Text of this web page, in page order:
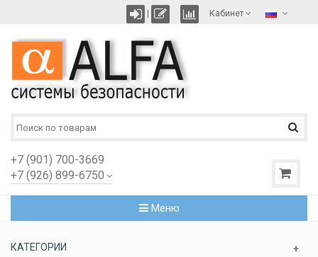
Кабинет
+7 (901) 700-3669
+7 (926) 899-6750
Меню
КАТЕГОРИИ